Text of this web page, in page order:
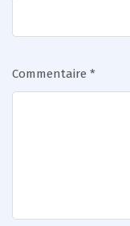
Commentaire *